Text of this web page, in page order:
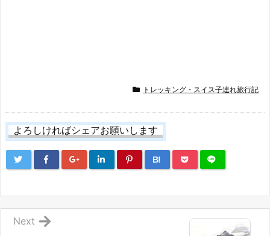
トレッキング・スイス子連れ旅行記
よろしければシェアお願いします
B!
Next